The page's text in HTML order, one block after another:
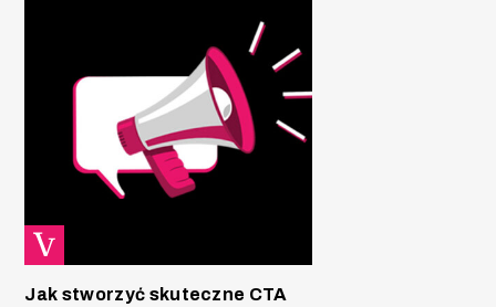
Jak stworzyć skuteczne CTA